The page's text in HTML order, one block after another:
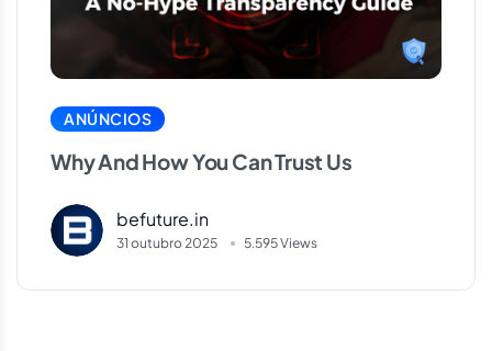
ANÚNCIOS
Why And How You Can Trust Us
befuture.in
31 outubro 2025 5.595 Views